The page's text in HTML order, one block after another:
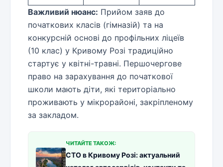
Важливий нюанс: Прийом заяв до
початкових класів (гімназій) та на
конкурсній основі до профільних ліцеїв
(10 клас) у Кривому Розі традиційно
стартує у квітні-травні. Першочергове
право на зарахування до початкової
школи мають діти, які територіально
проживають у мікрорайоні, закріпленому
за закладом.
ЧИТАЙТЕ ТАКОЖ:
СТО в Кривому Розі: актуальний